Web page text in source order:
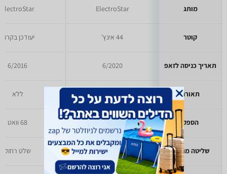
מותג
קוטר
תאריך כניסה לזאפ
תאורה
הספק
שליטה מרחוק
ElectroStar
44 אינץ'
6/2020
כולל
50 וואט
שלט רחוק
ElectroStar
יעודכן בקרוב
6/2016
ללא
68 וואט
שלט רחוק